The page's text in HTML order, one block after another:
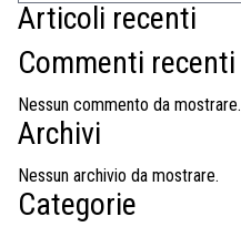
Articoli recenti
Commenti recenti
Nessun commento da mostrare.
Archivi
Nessun archivio da mostrare.
Categorie